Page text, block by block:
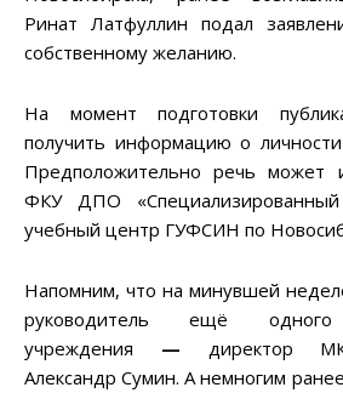
Ринат Латфуллин подал
собственному желанию.
На момент подготовки
получить информацию о
Предположительно речь может
ФКУ ДПО «Специализированный
учебный центр ГУФСИН по
Напомним, что на минувшей
руководитель ещё одного
учреждения — директор
Александр Сумин. А немногим